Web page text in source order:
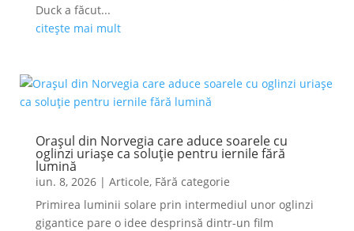
Duck a făcut...
citește mai mult
Orașul din Norvegia care aduce soarele cu
oglinzi uriașe ca soluție pentru iernile fără
lumină
iun. 8, 2026| Articole, Fără categorie
Primirea luminii solare prin intermediul unor oglinzi
gigantice pare o idee desprinsă dintr-un film